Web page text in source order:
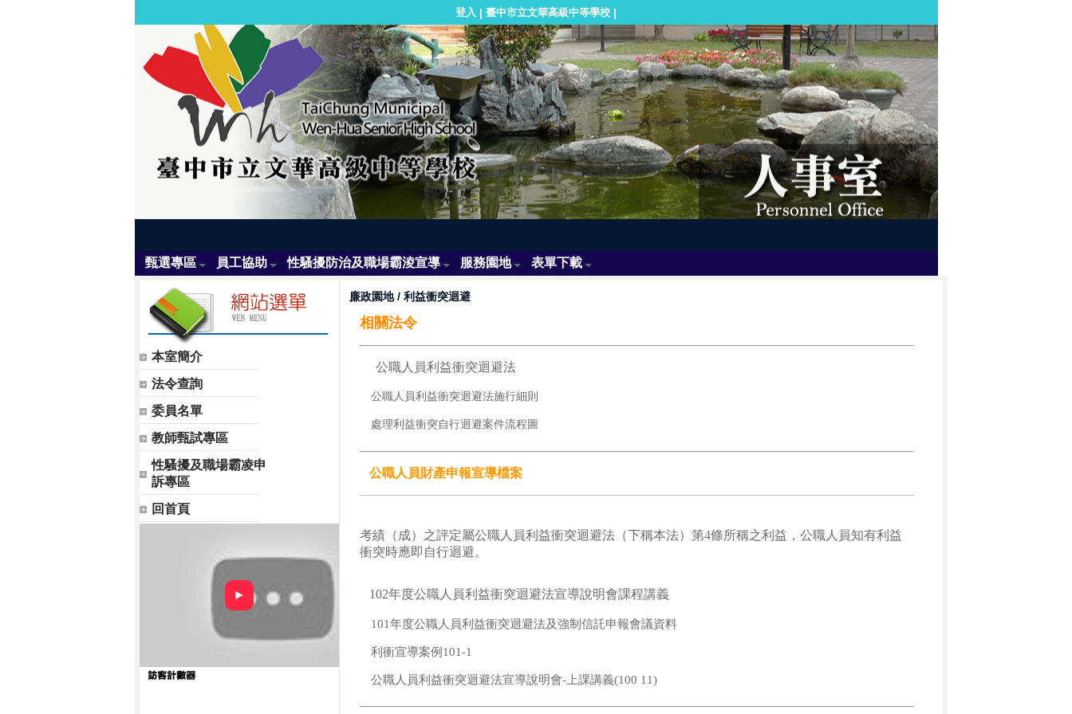
登入 | 臺中市立文華高級中等學校 |
甄選專區 員工協助 性騷擾防治及職場霸淩宣導 服務園地 表單下載
本室簡介
法令查詢
委員名單
教師甄試專區
性騷擾及職場霸凌申
訴專區
回首頁
►
廉政園地/ 利益衝突迴避
相關法令
公職人員利益衝突迴避法
公職人員利益衝突迴避法施行細則
處理利益衝突自行迴避案件流程圖
公職人員財產申報宣導檔案
考績（成）之評定屬公職人員利益衝突迴避法（下稱本法）第4條所稱之利益，公職人員知有利益
衝突時應即自行迴避。
102年度公職人員利益衝突迴避法宣導說明會課程講義
101年度公職人員利益衝突迴避法及強制信託申報會議資料
利衝宣導案例101-1
公職人員利益衝突迴避法宣導說明會-上課講義(100 11)